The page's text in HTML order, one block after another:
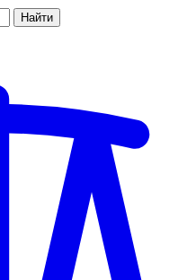
Найти